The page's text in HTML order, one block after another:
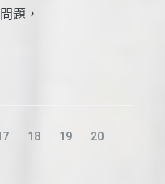
題，
Page
18 Page
19 Page
20